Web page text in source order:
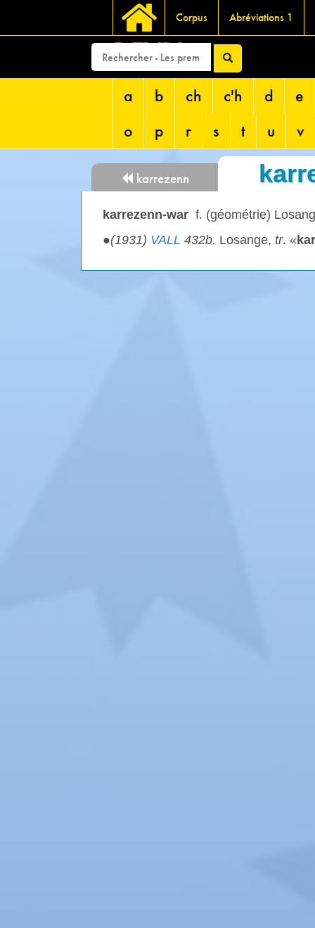
Corpus Abréviations 1
DEVRI
a b ch c'h d
e
o
p r s t u v
karrezenn
karrezenn-war f. (géométrie)
●(1931) VALL 432b. Losange, tr. «